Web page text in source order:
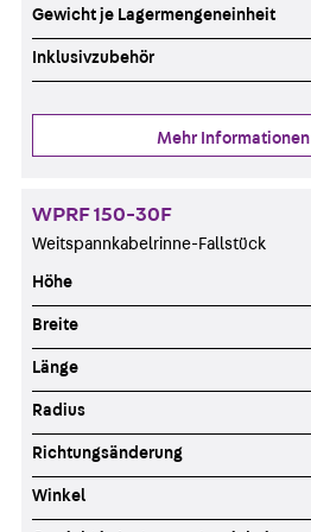
Gewicht je Lagermengeneinheit
Inklusivzubehör
Mehr Informationen
WPRF 150-30F
Weitspannkabelrinne-Fallstück
Höhe
Breite
Länge
Radius
Richtungsänderung
Winkel